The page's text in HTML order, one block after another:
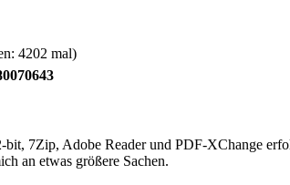
4202 mal)
7Zip, Adobe Reader und PDF-XChange
an etwas größere Sachen.